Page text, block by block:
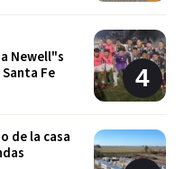
Newell"s
Fe
de la casa